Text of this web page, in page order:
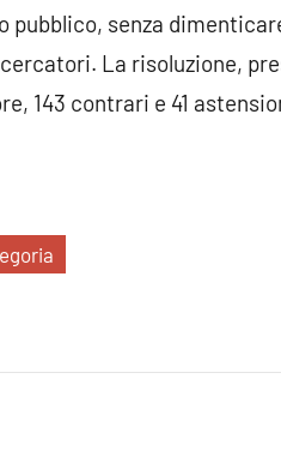
pubblico, senza
La risoluzione,
143 contrari e 41